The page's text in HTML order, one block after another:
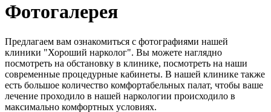
Фотогалерея
Предлагаем вам ознакомиться с фотографиями нашей
клиники "Хороший нарколог". Вы можете наглядно
посмотреть на обстановку в клинике, посмотреть на наши
современные процедурные кабинеты. В нашей клинике также
есть большое количество комфортабельных палат, чтобы ваше
лечение проходило в нашей наркологии происходило в
максимально комфортных условиях.